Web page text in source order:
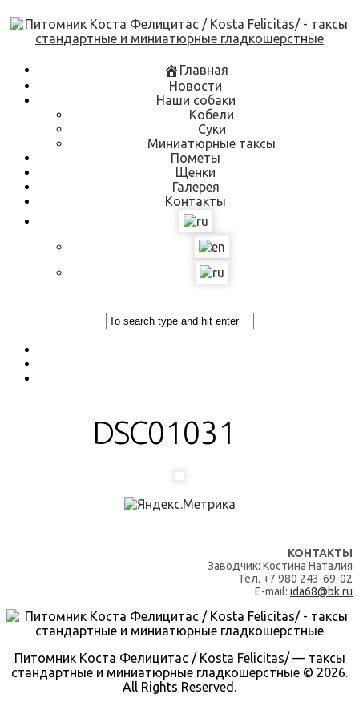
Skip
to
content
Главная
Новости
Наши собаки
Кобели
Суки
Миниатюрные таксы
Пометы
Щенки
Галерея
Контакты
DSC01031
КОНТАКТЫ
Заводчик: Костина Наталия
Тел. +7 980 243-69-02
E-mail: ida68@bk.ru
Питомник Коста Фелицитас / Kosta Felicitas/ — таксы
стандартные и миниатюрные гладкошерстные © 2026.
All Rights Reserved.